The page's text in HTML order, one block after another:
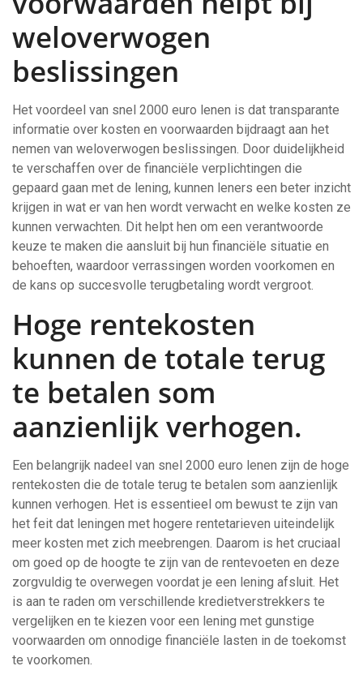
weloverwogen
beslissingen
Het voordeel van snel 2000 euro lenen is dat transparante
informatie over kosten en voorwaarden bijdraagt aan het
nemen van weloverwogen beslissingen. Door duidelijkheid
te verschaffen over de financiële verplichtingen die
gepaard gaan met de lening, kunnen leners een beter inzicht
krijgen in wat er van hen wordt verwacht en welke kosten ze
kunnen verwachten. Dit helpt hen om een verantwoorde
keuze te maken die aansluit bij hun financiële situatie en
behoeften, waardoor verrassingen worden voorkomen en
de kans op succesvolle terugbetaling wordt vergroot.
Hoge rentekosten
kunnen de totale terug
te betalen som
aanzienlijk verhogen.
Een belangrijk nadeel van snel 2000 euro lenen zijn de hoge
rentekosten die de totale terug te betalen som aanzienlijk
kunnen verhogen. Het is essentieel om bewust te zijn van
het feit dat leningen met hogere rentetarieven uiteindelijk
meer kosten met zich meebrengen. Daarom is het cruciaal
om goed op de hoogte te zijn van de rentevoeten en deze
zorgvuldig te overwegen voordat je een lening afsluit. Het
is aan te raden om verschillende kredietverstrekkers te
vergelijken en te kiezen voor een lening met gunstige
voorwaarden om onnodige financiële lasten in de toekomst
te voorkomen.